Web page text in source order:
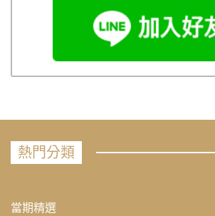
熱門分類
當期精選